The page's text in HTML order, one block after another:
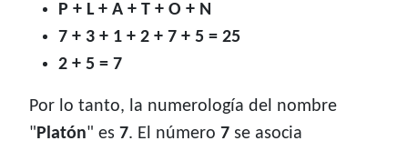
P + L + A + T + O + N
7 + 3 + 1 + 2 + 7 + 5 = 25
2 + 5 = 7
Por lo tanto, la numerología del nombre
"Platón" es 7. El número 7 se asocia